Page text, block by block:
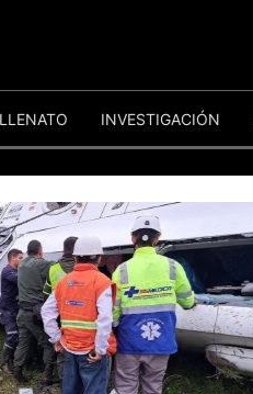
INVESTIGACIÓN